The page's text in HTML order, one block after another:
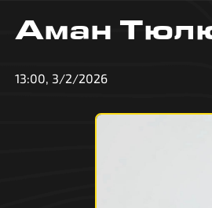
Аман
13:00, 3/2/2026